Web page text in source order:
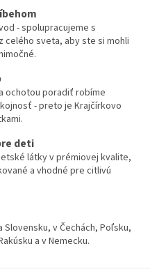
- spolupracujeme s
celého sveta, aby ste si mohli
ochotou poradiť robíme
- preto je Krajčírkovo
deti
látky v prémiovej kvalite,
a vhodné pre citlivú
v Čechách, Poľsku,
a v Nemecku.